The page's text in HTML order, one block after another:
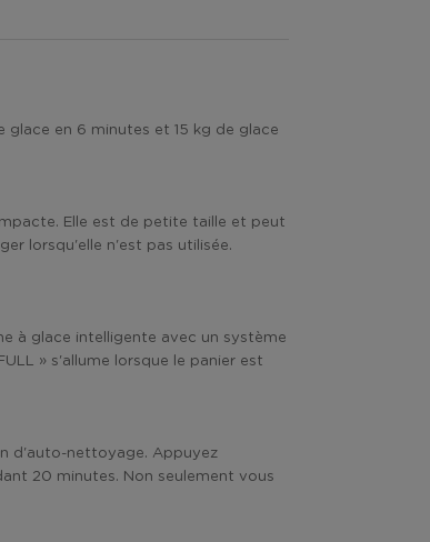
glace en 6 minutes et 15 kg de glace
Elle est de petite taille et peut
lorsqu'elle n'est pas utilisée.
à glace intelligente avec un système
» s'allume lorsque le panier est
d'auto-nettoyage. Appuyez
20 minutes. Non seulement vous